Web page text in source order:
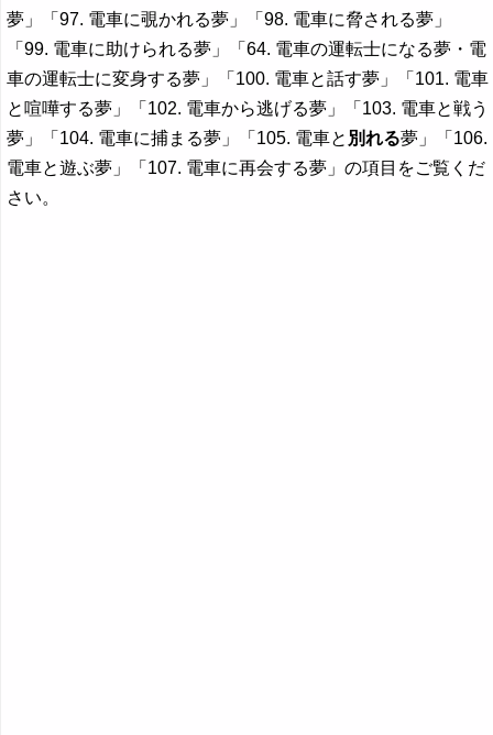
夢」「97. 電車に覗かれる夢」「98. 電車に脅される夢」
「99. 電車に助けられる夢」「64. 電車の運転士になる夢・電
車の運転士に変身する夢」「100. 電車と話す夢」「101. 電車
と喧嘩する夢」「102. 電車から逃げる夢」「103. 電車と戦う
夢」「104. 電車に捕まる夢」「105. 電車と 別れる夢」「106.
電車と遊ぶ夢」「107. 電車に再会する夢」の項目をご覧くだ
さい。